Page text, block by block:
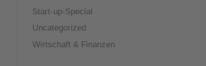
Start-up-Special
Uncategorized
Wirtschaft & Finanzen